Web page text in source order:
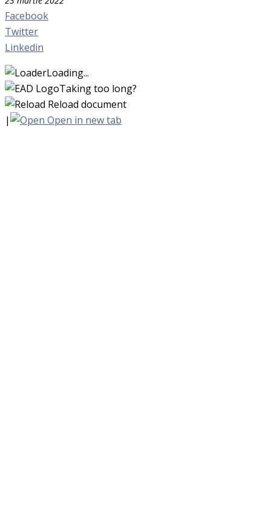
Facebook
Twitter
Linkedin
Loading...
Taking too long?
Reload document
|
Open in new tab